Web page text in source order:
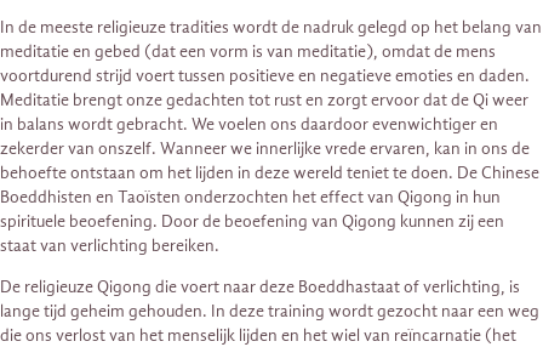
In de meeste religieuze tradities wordt de nadruk gelegd op het belang van
meditatie en gebed (dat een vorm is van meditatie), omdat de mens
voortdurend strijd voert tussen positieve en negatieve emoties en daden.
Meditatie brengt onze gedachten tot rust en zorgt ervoor dat de Qi weer
in balans wordt gebracht. We voelen ons daardoor evenwichtiger en
zekerder van onszelf. Wanneer we innerlijke vrede ervaren, kan in ons de
behoefte ontstaan om het lijden in deze wereld teniet te doen. De Chinese
Boeddhisten en Taoïsten onderzochten het effect van Qigong in hun
spirituele beoefening. Door de beoefening van Qigong kunnen zij een
staat van verlichting bereiken.
De religieuze Qigong die voert naar deze Boeddhastaat of verlichting, is
lange tijd geheim gehouden. In deze training wordt gezocht naar een weg
die ons verlost van het menselijk lijden en het wiel van reïncarnatie (het